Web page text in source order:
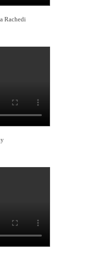
Rachedi